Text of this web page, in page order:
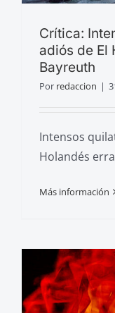
Crítica:
adiós de El
Bayreuth
Por redaccion |
Intensos
Holandés
Más información